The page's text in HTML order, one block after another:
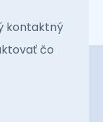
kontaktný
čo